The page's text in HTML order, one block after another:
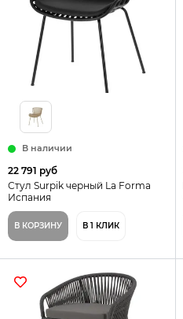
В наличии
22 791 руб
Стул Surpik черный La Forma
Испания
В КОРЗИНУ В 1 КЛИК